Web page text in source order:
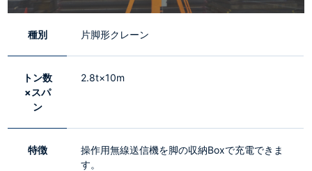
種別 片脚形クレーン
トン数
×スパ
ン
2.8t×10m
特徴
操作用無線送信機を脚の収納Boxで充電できま
す。